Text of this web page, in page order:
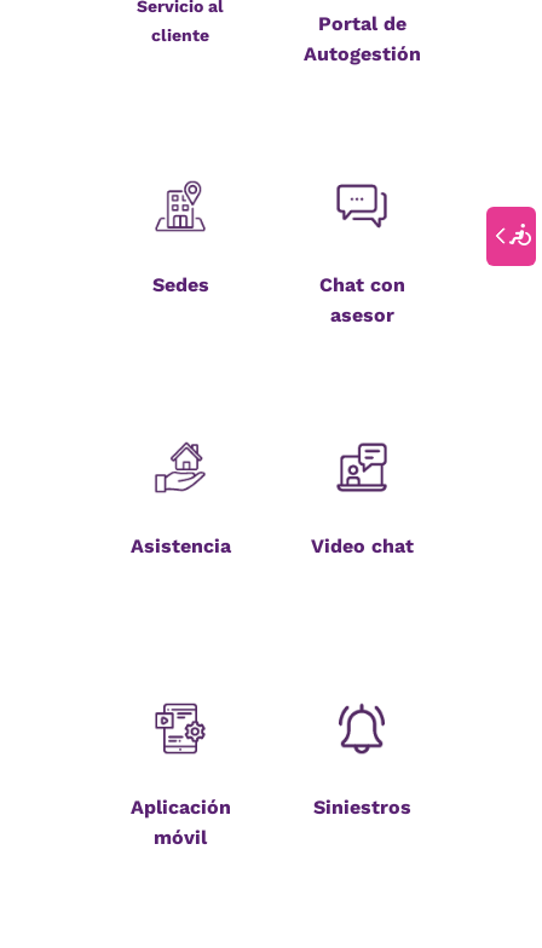
Servicio al
cliente
Portal de
Autogestión
Sedes
Chat con
asesor
Asistencia Video chat
Aplicación
móvil
Siniestros